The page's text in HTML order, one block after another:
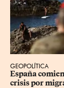
GEOPOLÍTICA
España
crisis por